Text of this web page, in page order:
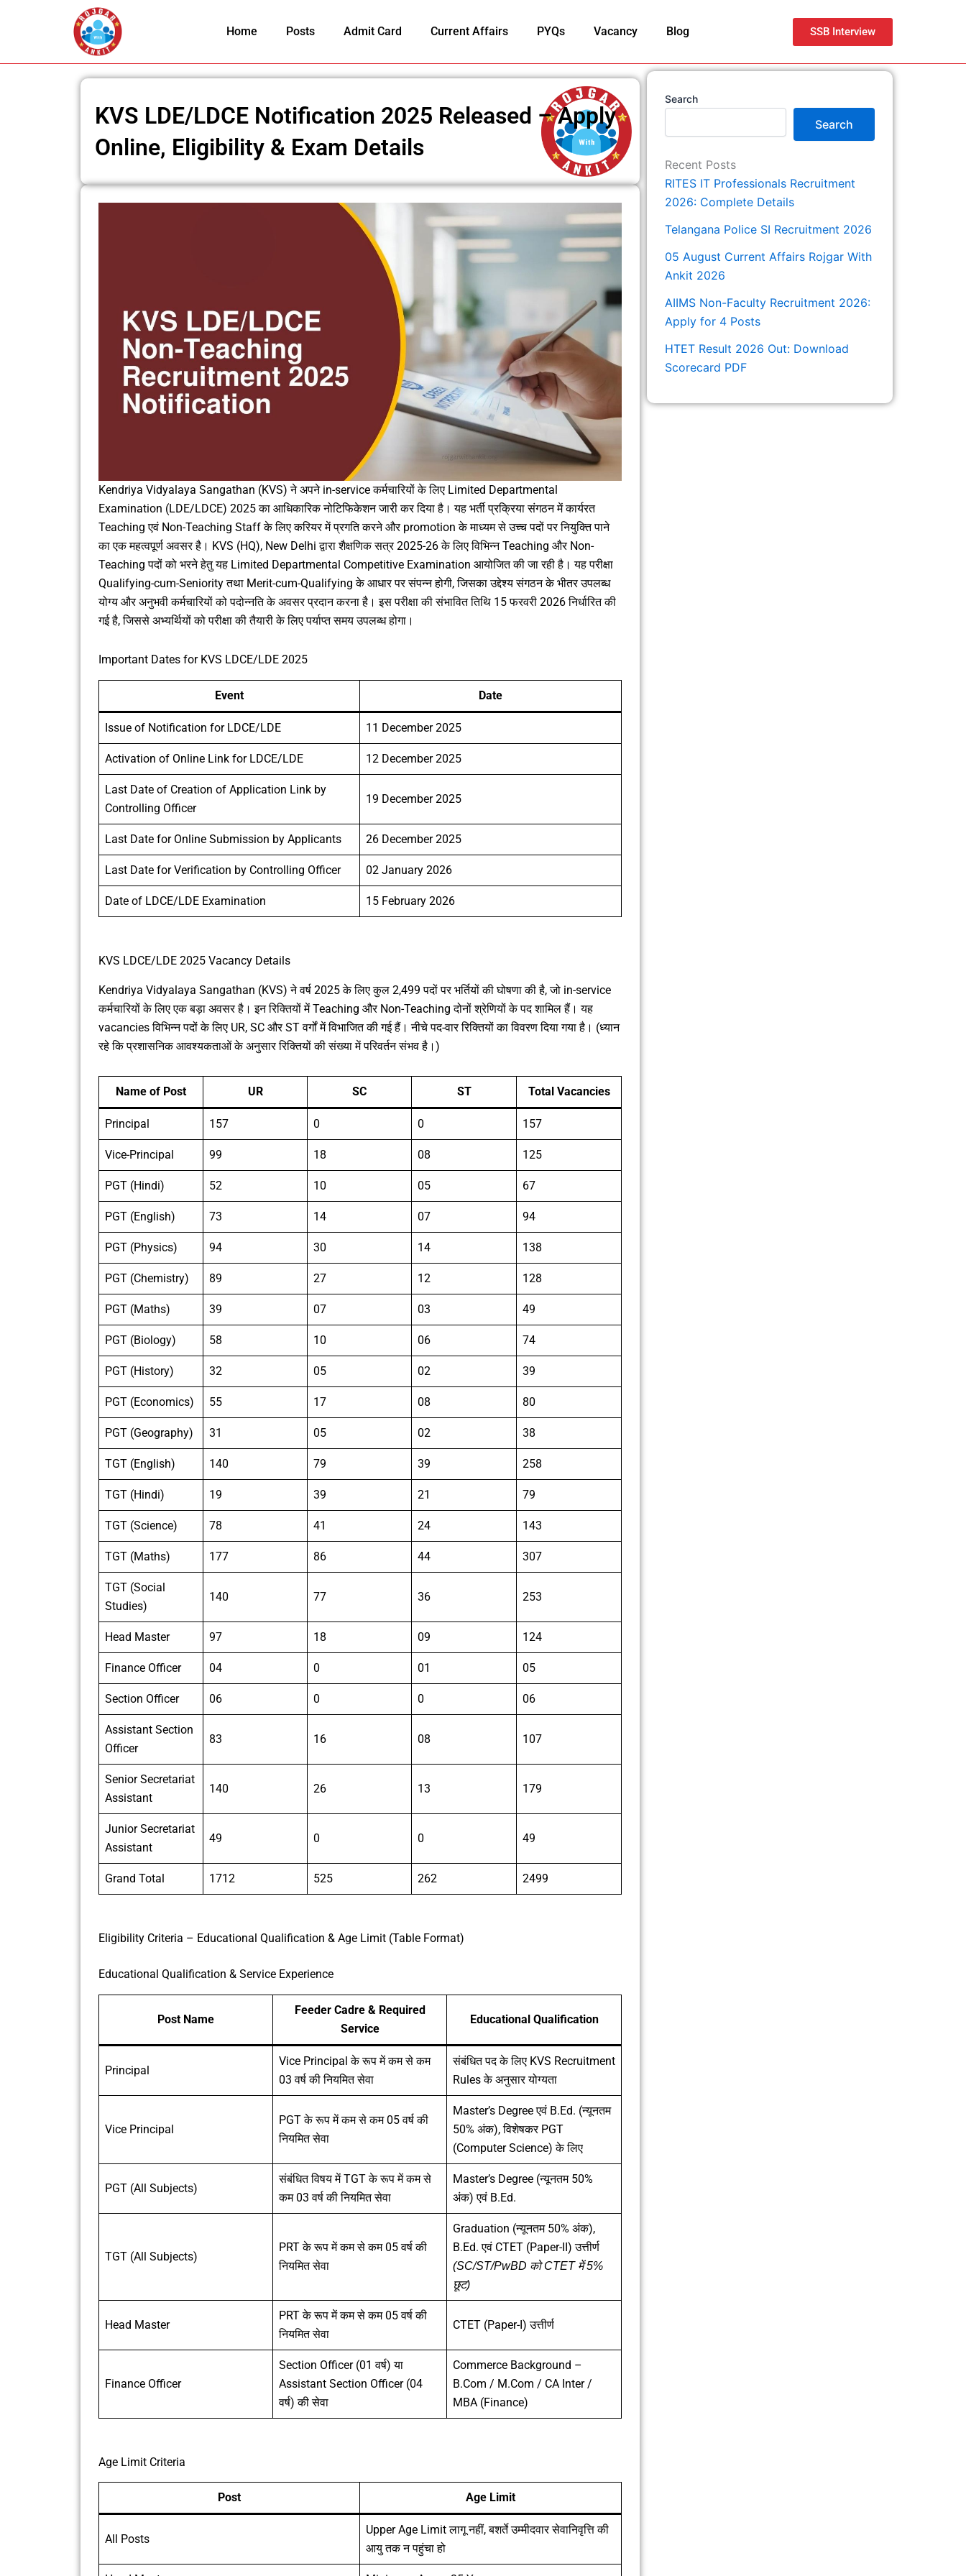
Home Posts Admit Card Current Affairs PYQs Vacancy Blog SSB Interview
KVS LDE/LDCE Notification 2025 Released – Apply
Online, Eligibility & Exam Details
Kendriya Vidyalaya Sangathan (KVS) ने अपने in-service कर्मचारियों के लिए Limited Departmental
Examination (LDE/LDCE) 2025 का आधिकारिक नोटिफिकेशन जारी कर दिया है। यह भर्ती प्रक्रिया संगठन में कार्यरत
Teaching एवं Non-Teaching Staff के लिए करियर में प्रगति करने और promotion के माध्यम से उच्च पदों पर नियुक्ति पाने
का एक महत्वपूर्ण अवसर है। KVS (HQ), New Delhi द्वारा शैक्षणिक सत्र 2025-26 के लिए विभिन्न Teaching और Non-
Teaching पदों को भरने हेतु यह Limited Departmental Competitive Examination आयोजित की जा रही है। यह परीक्षा
Qualifying-cum-Seniority तथा Merit-cum-Qualifying के आधार पर संपन्न होगी, जिसका उद्देश्य संगठन के भीतर उपलब्ध
योग्य और अनुभवी कर्मचारियों को पदोन्नति के अवसर प्रदान करना है। इस परीक्षा की संभावित तिथि 15 फरवरी 2026 निर्धारित की
गई है, जिससे अभ्यर्थियों को परीक्षा की तैयारी के लिए पर्याप्त समय उपलब्ध होगा।
Important Dates for KVS LDCE/LDE 2025
Event Date
Issue of Notification for LDCE/LDE 11 December 2025
Activation of Online Link for LDCE/LDE 12 December 2025
Last Date of Creation of Application Link by
Controlling Officer
19 December 2025
Last Date for Online Submission by Applicants 26 December 2025
Last Date for Verification by Controlling Officer 02 January 2026
Date of LDCE/LDE Examination 15 February 2026
KVS LDCE/LDE 2025 Vacancy Details
Kendriya Vidyalaya Sangathan (KVS) ने वर्ष 2025 के लिए कुल 2,499 पदों पर भर्तियों की घोषणा की है, जो in-service
कर्मचारियों के लिए एक बड़ा अवसर है। इन रिक्तियों में Teaching और Non-Teaching दोनों श्रेणियों के पद शामिल हैं। यह
vacancies विभिन्न पदों के लिए UR, SC और ST वर्गों में विभाजित की गई हैं। नीचे पद-वार रिक्तियों का विवरण दिया गया है। (ध्यान
रहे कि प्रशासनिक आवश्यकताओं के अनुसार रिक्तियों की संख्या में परिवर्तन संभव है।)
Name of Post UR SC ST Total Vacancies
Principal 157 0 0 157
Vice-Principal 99 18 08 125
PGT (Hindi) 52 10 05 67
PGT (English) 73 14 07 94
PGT (Physics) 94 30 14 138
PGT (Chemistry) 89 27 12 128
PGT (Maths) 39 07 03 49
PGT (Biology) 58 10 06 74
PGT (History) 32 05 02 39
PGT (Economics) 55 17 08 80
PGT (Geography) 31 05 02 38
TGT (English) 140 79 39 258
TGT (Hindi) 19 39 21 79
TGT (Science) 78 41 24 143
TGT (Maths) 177 86 44 307
TGT (Social
Studies)
140 77 36 253
Head Master 97 18 09 124
Finance Officer 04 0 01 05
Section Officer 06 0 0 06
Assistant Section
Officer
83 16 08 107
Senior Secretariat
Assistant
140 26 13 179
Junior Secretariat
Assistant
49 0 0 49
Grand Total 1712 525 262 2499
Eligibility Criteria – Educational Qualification & Age Limit (Table Format)
Educational Qualification & Service Experience
Post Name
Feeder Cadre & Required
Service
Educational Qualification
Principal
Vice Principal के रूप में कम से कम
03 वर्ष की नियमित सेवा
संबंधित पद के लिए KVS Recruitment
Rules के अनुसार योग्यता
Vice Principal
PGT के रूप में कम से कम 05 वर्ष की
नियमित सेवा
Master’s Degree एवं B.Ed. (न्यूनतम
50% अंक), विशेषकर PGT
(Computer Science) के लिए
PGT (All Subjects)
संबंधित विषय में TGT के रूप में कम से
कम 03 वर्ष की नियमित सेवा
Master’s Degree (न्यूनतम 50%
अंक) एवं B.Ed.
TGT (All Subjects)
PRT के रूप में कम से कम 05 वर्ष की
नियमित सेवा
Graduation (न्यूनतम 50% अंक),
B.Ed. एवं CTET (Paper-II) उत्तीर्ण
(SC/ST/PwBD को CTET में 5%
छूट)
Head Master
PRT के रूप में कम से कम 05 वर्ष की
नियमित सेवा
CTET (Paper-I) उत्तीर्ण
Finance Officer
Section Officer (01 वर्ष) या
Assistant Section Officer (04
वर्ष) की सेवा
Commerce Background –
B.Com / M.Com / CA Inter /
MBA (Finance)
Age Limit Criteria
Post Age Limit
All Posts
Upper Age Limit लागू नहीं, बशर्ते उम्मीदवार सेवानिवृत्ति की
आयु तक न पहुंचा हो
Search
Search
Recent Posts
RITES IT Professionals Recruitment
2026: Complete Details
Telangana Police SI Recruitment 2026
05 August Current Affairs Rojgar With
Ankit 2026
AIIMS Non-Faculty Recruitment 2026:
Apply for 4 Posts
HTET Result 2026 Out: Download
Scorecard PDF